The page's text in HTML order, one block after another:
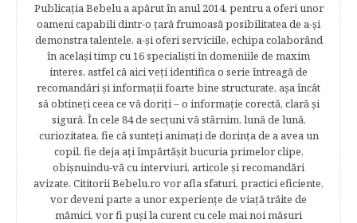
Publicația Bebelu a apărut în anul 2014, pentru a oferi unor
oameni capabili dintr-o ţară frumoasă posibilitatea de a-şi
demonstra talentele, a-şi oferi serviciile, echipa colaborând
în acelaşi timp cu 16 specialişti în domeniile de maxim
interes, astfel că aici veţi identifica o serie întreagă de
recomandări şi informaţii foarte bine structurate, aşa încât
să obtineţi ceea ce vă doriţi – o informaţie corectă, clară şi
sigură. În cele 84 de secțuni vă stârnim, lună de lună,
curiozitatea, fie că sunteţi animaţi de dorinţa de a avea un
copil, fie deja aţi împărtăşit bucuria primelor clipe,
obişnuindu-vă cu interviuri, articole şi recomandări
avizate. Cititorii Bebelu.ro vor afla sfaturi, practici eficiente,
vor deveni parte a unor experienţe de viaţă trăite de
mămici, vor fi puşi la curent cu cele mai noi măsuri